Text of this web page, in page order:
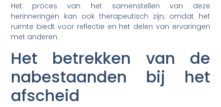
Het proces van het samenstellen van deze
herinneringen kan ook therapeutisch zijn, omdat het
ruimte biedt voor reflectie en het delen van ervaringen
met anderen.
Het betrekken van de
nabestaanden bij het
afscheid